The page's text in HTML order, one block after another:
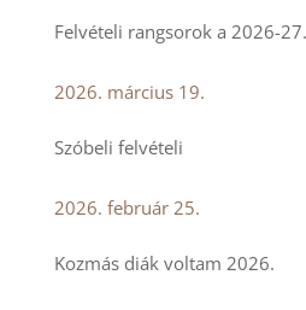
Felvételi rangsorok a 2026-
2026. március 19.
Szóbeli felvételi
2026. február 25.
Kozmás diák voltam 2026.